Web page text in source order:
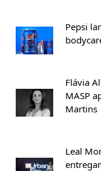
Pepsi
Flávia
MASP
Martins
Leal